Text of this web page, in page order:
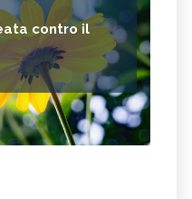
contro il